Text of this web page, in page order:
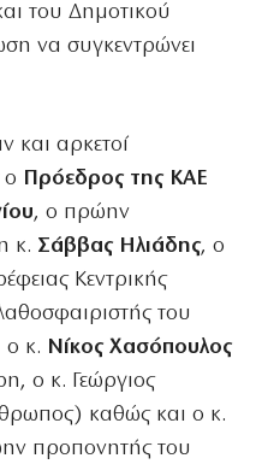
του Δημοτικού
να συγκεντρώνει
και αρκετοί
ο Πρόεδρος της ΚΑΕ
, ο πρώην
κ. Σάββας Ηλιάδης, ο
Κεντρικής
του
ο κ. Νίκος Χασόπουλος
ο κ. Γεώργιος
καθώς και ο κ.
προπονητής του